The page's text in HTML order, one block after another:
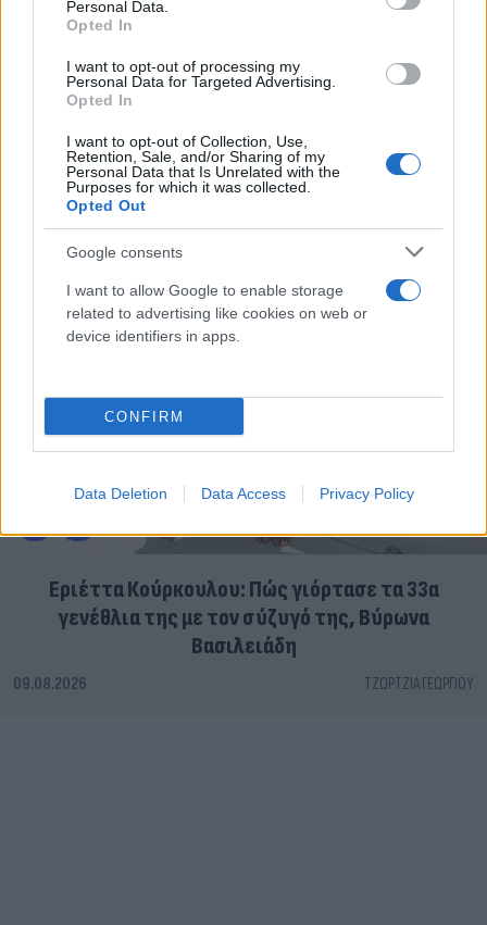
Personal Data.
Opted In
I want to opt-out of processing my
Personal Data for Targeted Advertising.
Opted In
I want to opt-out of Collection, Use,
Retention, Sale, and/or Sharing of my
Personal Data that Is Unrelated with the
Purposes for which it was collected.
Opted Out
Google consents
I want to allow Google to enable storage
related to advertising like cookies on web or
device identifiers in apps.
CONFIRM
Data Deletion Data Access Privacy Policy
09.08.2026
Εριέττα Κούρκουλου: Πώς γιόρτασε τα 33α
γενέθλια της με τον σύζυγό της, Βύρωνα
Βασιλειάδη
09.08.2026 ΤΖΏΡΤΖΙΑ ΓΕΩΡΓΊΟΥ